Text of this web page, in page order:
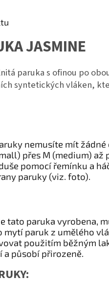
JASMINE
paruka s ofinou po
syntetických vláken,
nemusíte mít žádné
přes M (medium) až
pomocí řemínku a
paruky (viz. foto).
tato paruka vyrobena,
mytí paruk z umělého
použitím běžným
a působí přirozeně.